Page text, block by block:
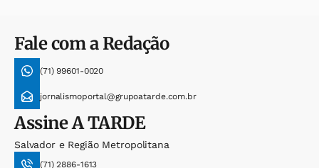
Fale com a Redação
(71) 99601-0020
jornalismoportal@grupoatarde.com.br
AssineA TARDE
Salvador e Região Metropolitana
(71) 2886-1613